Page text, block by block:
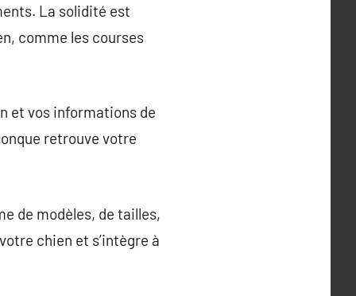
La solidité est
comme les courses
et vos informations de
retrouve votre
de modèles, de tailles,
chien et s’intègre à